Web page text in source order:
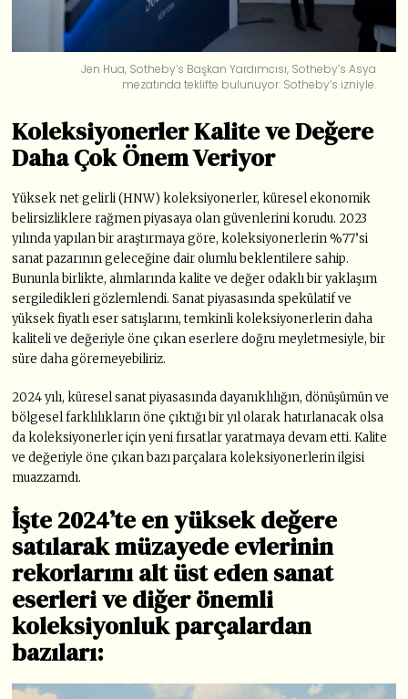
Jen Hua, Sotheby’s Başkan Yardımcısı, Sotheby’s Asya
mezatında teklifte bulunuyor. Sotheby’s izniyle.
Koleksiyonerler Kalite ve Değere
Daha Çok Önem Veriyor
Yüksek net gelirli (HNW) koleksiyonerler, küresel ekonomik
belirsizliklere rağmen piyasaya olan güvenlerini korudu. 2023
yılında yapılan bir araştırmaya göre, koleksiyonerlerin %77’si
sanat pazarının geleceğine dair olumlu beklentilere sahip.
Bununla birlikte, alımlarında kalite ve değer odaklı bir yaklaşım
sergiledikleri gözlemlendi. Sanat piyasasında spekülatif ve
yüksek fiyatlı eser satışlarını, temkinli koleksiyonerlerin daha
kaliteli ve değeriyle öne çıkan eserlere doğru meyletmesiyle, bir
süre daha göremeyebiliriz.
2024 yılı, küresel sanat piyasasında dayanıklılığın, dönüşümün ve
bölgesel farklılıkların öne çıktığı bir yıl olarak hatırlanacak olsa
da koleksiyonerler için yeni fırsatlar yaratmaya devam etti. Kalite
ve değeriyle öne çıkan bazı parçalara koleksiyonerlerin ilgisi
muazzamdı.
İşte 2024’te en yüksek değere
satılarak müzayede evlerinin
rekorlarını alt üst eden sanat
eserleri ve diğer önemli
koleksiyonluk parçalardan
bazıları: